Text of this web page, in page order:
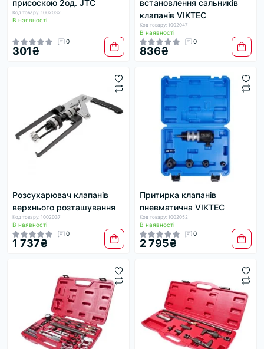
присоскою 2од. JTC
Код товару: 1002032
В наявності
0
301₴
встановлення сальників
клапанів VIKTEC
Код товару: 1002047
В наявності
0
836₴
Розсухарювач клапанів
верхнього розташування
Код товару: 1002037
В наявності
0
1 737₴
Притирка клапанів
пневматична VIKTEC
Код товару: 1002052
В наявності
0
2 795₴